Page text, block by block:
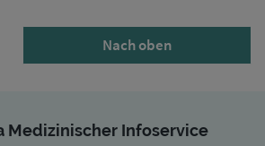
Nach oben
Medizinischer Infoservice